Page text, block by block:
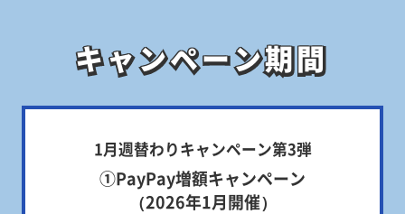
キャンペーン期間
キャンペーン期間
1月週替わりキャンペーン第3弾
①PayPay増額キャンペーン
（2026年1月開催）